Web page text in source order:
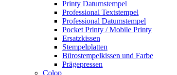
Printy Datumstempel
Professional Textstempel
Professional Datumstempel
Pocket Printy / Mobile Printy
Ersatzkissen
Stempelplatten
Bürostempelkissen und Farbe
Prägepressen
Colop